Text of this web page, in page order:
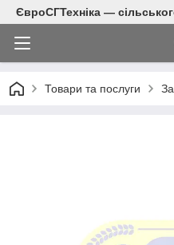
ЄвроСГТехніка —
Товари та послуги